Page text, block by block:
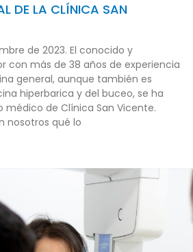
DE LA CLÍNICA SAN
de 2023. El conocido y
con más de 38 años de experiencia
general, aunque también es
hiperbarica y del buceo, se ha
médico de Clínica San Vicente.
nosotros qué lo